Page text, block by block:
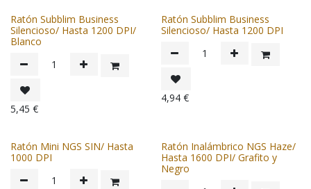
Ratón Subblim Business
Silencioso/ Hasta 1200 DPI/
Blanco
5,45 €
Ratón Subblim Business
Silencioso/ Hasta 1200 DPI
4,94€
Ratón Mini NGS SIN/ Hasta
1000 DPI
Ratón Inalámbrico NGS Haze/
Hasta 1600 DPI/ Grafito y
Negro